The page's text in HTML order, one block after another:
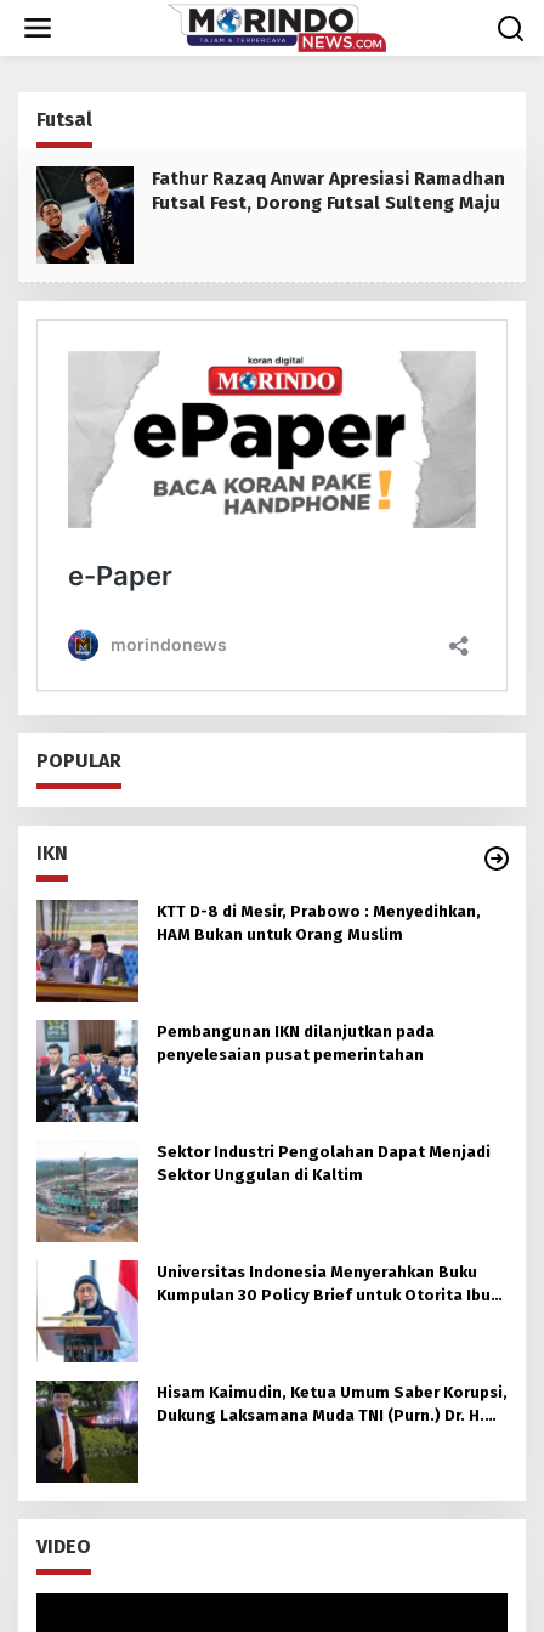
konten
Futsal
Fathur Razaq Anwar Apresiasi Ramadhan
Futsal Fest, Dorong Futsal Sulteng Maju
POPULAR
IKN
KTT D-8 di Mesir, Prabowo : Menyedihkan,
HAM Bukan untuk Orang Muslim
Pembangunan IKN dilanjutkan pada
penyelesaian pusat pemerintahan
Sektor Industri Pengolahan Dapat Menjadi
Sektor Unggulan di Kaltim
Universitas Indonesia Menyerahkan Buku
Kumpulan 30 Policy Brief untuk Otorita Ibu
Hisam Kaimudin, Ketua Umum Saber Korupsi,
Dukung Laksamana Muda TNI (Purn.) Dr. H.
VIDEO